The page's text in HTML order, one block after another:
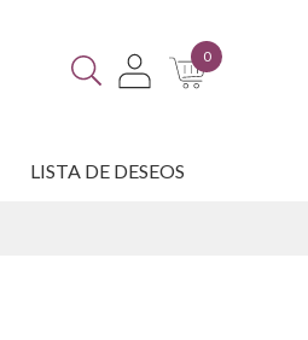
0
LISTA DE DESEOS